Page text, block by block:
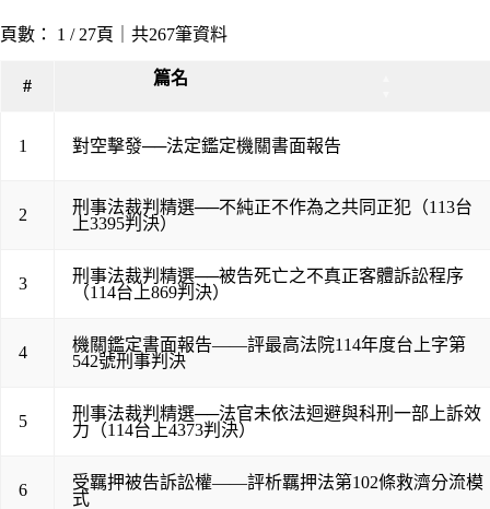
頁數： 1 / 27頁｜共267筆資料
# 篇名
1 對空擊發──法定鑑定機關書面報告
2
刑事法裁判精選──不純正不作為之共同正犯（113台
上3395判決）
3
刑事法裁判精選──被告死亡之不真正客體訴訟程序
（114台上869判決）
4
機關鑑定書面報告——評最高法院114年度台上字第
542號刑事判決
5
刑事法裁判精選──法官未依法迴避與科刑一部上訴效
力（114台上4373判決）
6
受羈押被告訴訟權——評析羈押法第102條救濟分流模
式